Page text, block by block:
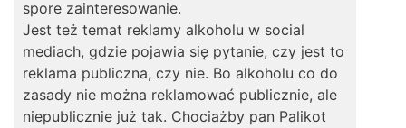
spore zainteresowanie.
Jest też temat reklamy alkoholu w social
mediach, gdzie pojawia się pytanie, czy jest to
reklama publiczna, czy nie. Bo alkoholu co do
zasady nie można reklamować publicznie, ale
niepublicznie już tak. Chociażby pan Palikot